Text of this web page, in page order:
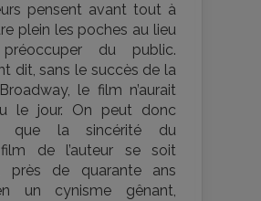
pensent avant tout à
plein les poches au lieu
du public.
dit, sans le succès de la
le film n’aurait
le jour. On peut donc
que la sincérité du
de l’auteur se soit
près de quarante ans
un cynisme gênant,